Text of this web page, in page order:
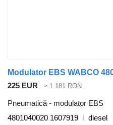
225 EUR ≈ 1.181 RON
Pneumatică - modulator EBS
4801040020 1607919
diesel